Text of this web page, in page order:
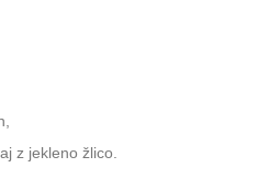
z jekleno žlico.